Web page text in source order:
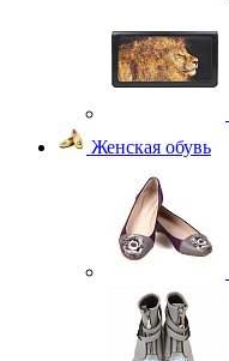
Женская обувь